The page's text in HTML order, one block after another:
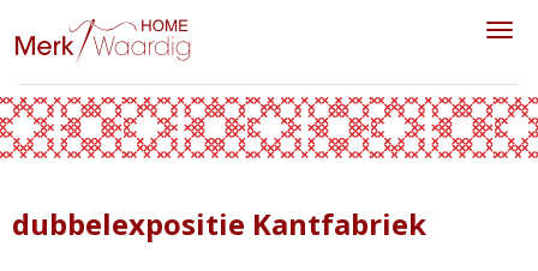
dubbelexpositie Kantfabriek